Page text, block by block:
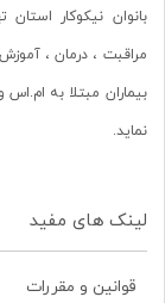
بانوان نیکوکار
بیماران مبتلا به
نماید.
لینک های مفید
قوانین و مقررات